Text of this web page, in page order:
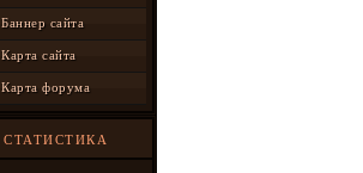
Баннер сайта
Карта сайта
Карта форума
СТАТИСТИКА